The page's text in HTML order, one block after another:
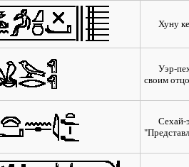
Хуну
Уэр-
своим